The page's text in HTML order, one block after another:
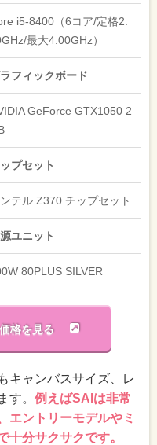
i5-8400（6コア/定格2.
最大4.00GHz）
フィックボード
GeForce GTX1050 2
プセット
テル Z370 チップセット
ユニット
80PLUS SILVER
格を見る
キャンバスサイズ、レ
す。 例えばSAIは非常
エントリーモデルやミ
十分サクサクです。